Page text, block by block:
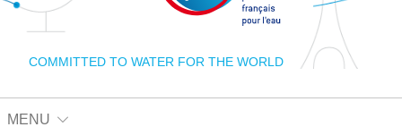
COMMITTED TO WATER FOR THE WORLD
MENU